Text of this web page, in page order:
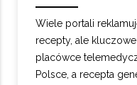
Wiele portali
recepty, ale
placówce
Polsce, a recepta